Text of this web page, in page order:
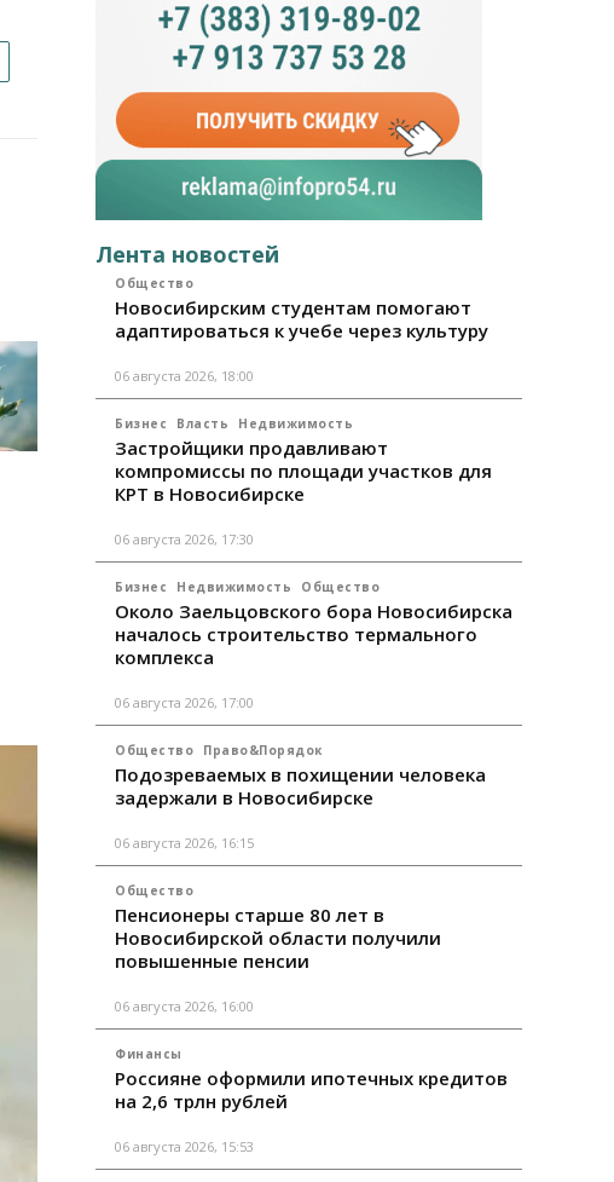
Лента новостей
Общество
Новосибирским студентам помогают
адаптироваться к учебе через культуру
06 августа 2026, 18:00
Бизнес Власть Недвижимость
Застройщики продавливают
компромиссы по площади участков для
КРТ в Новосибирске
06 августа 2026, 17:30
Бизнес Недвижимость Общество
Около Заельцовского бора Новосибирска
началось строительство термального
комплекса
06 августа 2026, 17:00
Общество Право&Порядок
Подозреваемых в похищении человека
задержали в Новосибирске
06 августа 2026, 16:15
Общество
Пенсионеры старше 80 лет в
Новосибирской области получили
повышенные пенсии
06 августа 2026, 16:00
Финансы
Россияне оформили ипотечных кредитов
на 2,6 трлн рублей
06 августа 2026, 15:53